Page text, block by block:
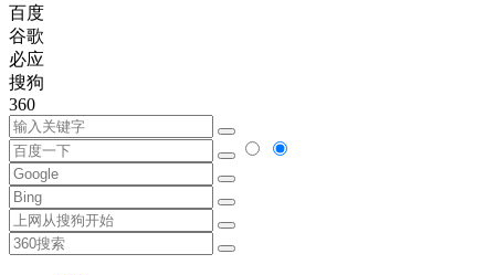
百度
谷歌
必应
搜狗
360